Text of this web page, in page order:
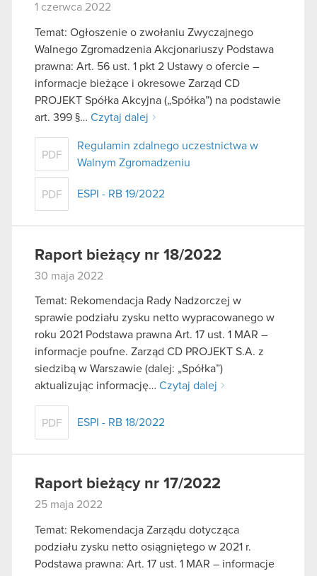
1 czerwca 2022
Temat: Ogłoszenie o zwołaniu Zwyczajnego
Walnego Zgromadzenia Akcjonariuszy Podstawa
prawna: Art. 56 ust. 1 pkt 2 Ustawy o ofercie –
informacje bieżące i okresowe Zarząd CD
PROJEKT Spółka Akcyjna („Spółka”) na podstawie
art. 399 §… Czytaj dalej
PDF
Regulamin zdalnego uczestnictwa w
Walnym Zgromadzeniu
PDF ESPI - RB 19/2022
Raport bieżący nr 18/2022
30 maja 2022
Temat: Rekomendacja Rady Nadzorczej w
sprawie podziału zysku netto wypracowanego w
roku 2021 Podstawa prawna Art. 17 ust. 1 MAR –
informacje poufne. Zarząd CD PROJEKT S.A. z
siedzibą w Warszawie (dalej: „Spółka”)
aktualizując informację… Czytaj dalej
PDF ESPI - RB 18/2022
Raport bieżący nr 17/2022
25 maja 2022
Temat: Rekomendacja Zarządu dotycząca
podziału zysku netto osiągniętego w 2021 r.
Podstawa prawna: Art. 17 ust. 1 MAR – informacje